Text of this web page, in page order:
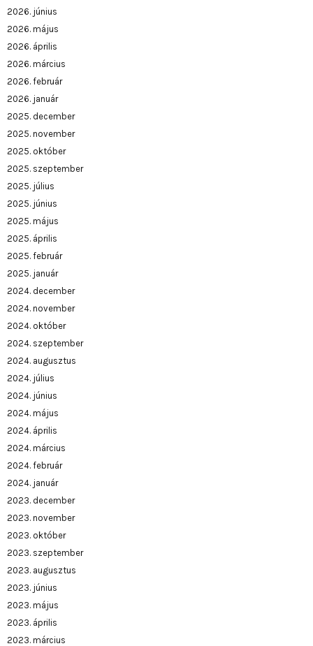
2026. június
2026. május
2026. április
2026. március
2026. február
2026. január
2025. december
2025. november
2025. október
2025. szeptember
2025. július
2025. június
2025. május
2025. április
2025. február
2025. január
2024. december
2024. november
2024. október
2024. szeptember
2024. augusztus
2024. július
2024. június
2024. május
2024. április
2024. március
2024. február
2024. január
2023. december
2023. november
2023. október
2023. szeptember
2023. augusztus
2023. június
2023. május
2023. április
2023. március